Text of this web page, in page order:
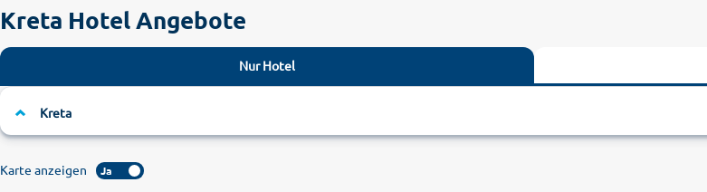
Kreta Hotel Angebote
Nur Hotel
Kreta
Karte anzeigen Ja